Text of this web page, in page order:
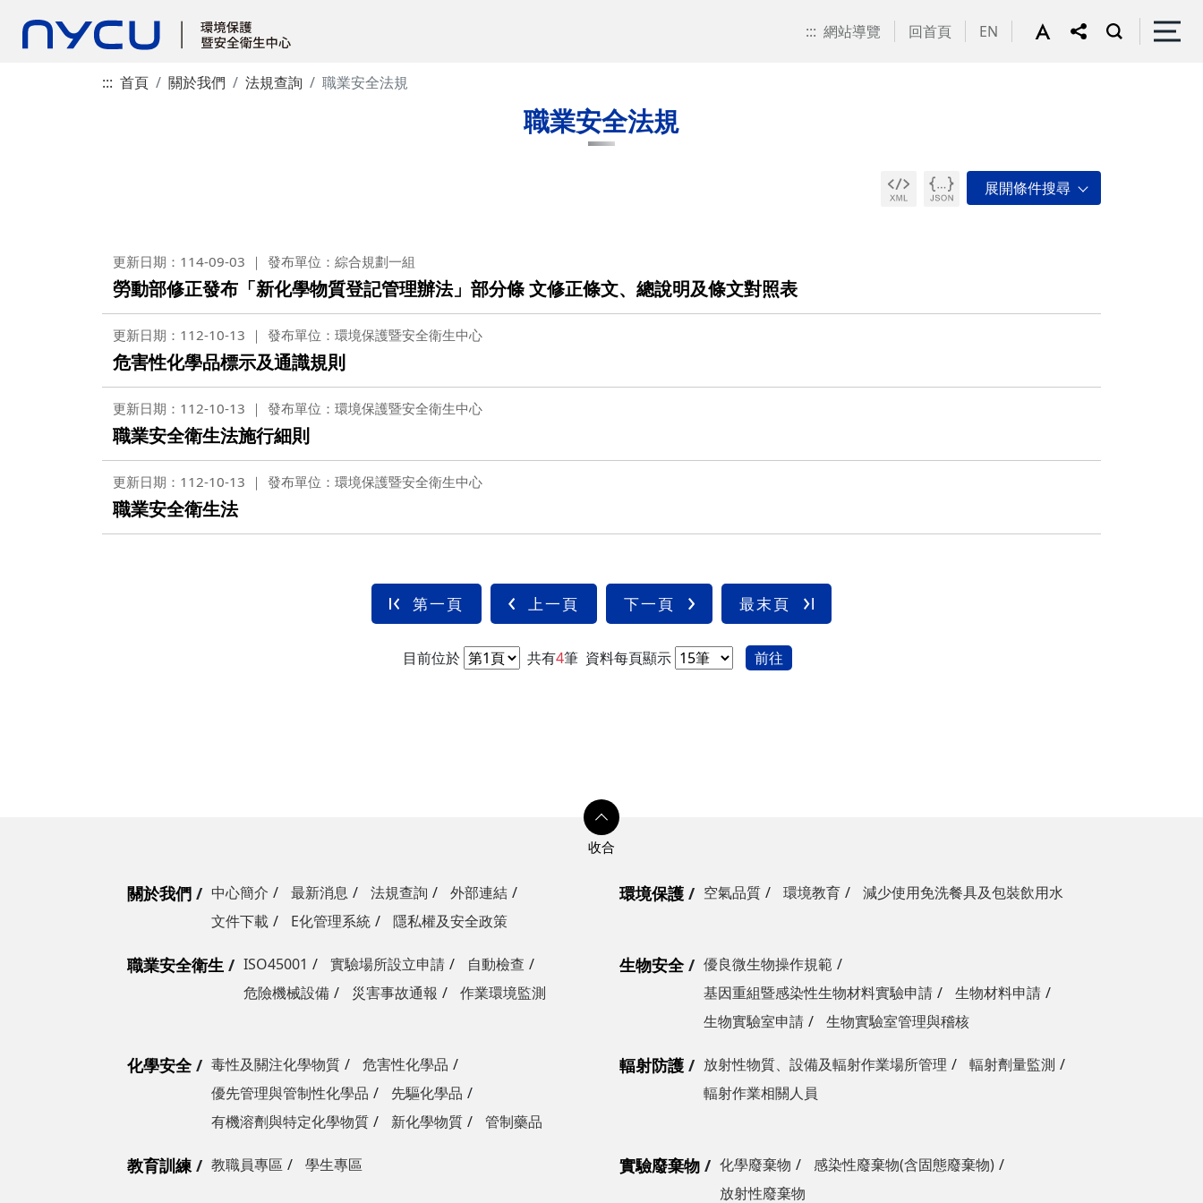
::: 網站導覽 回首頁 EN
::: 首頁 關於我們 法規查詢 職業安全法規
職業安全法規
更新日期：114-09-03 發布單位：綜合規劃一組
勞動部修正發布「新化學物質登記管理辦法」部分條 文修正條文、總說明及條文對照表
更新日期：112-10-13 發布單位：環境保護暨安全衛生中心
危害性化學品標示及通識規則
更新日期：112-10-13 發布單位：環境保護暨安全衛生中心
職業安全衛生法施行細則
更新日期：112-10-13 發布單位：環境保護暨安全衛生中心
職業安全衛生法
第一頁 上一頁 下一頁 最末頁
目前位於 共有4筆 資料每頁顯示 前往
關於我們 中心簡介 最新消息 法規查詢
外部連結
文件下載
E化管理系統 隱私權及安全政策
環境保護 空氣品質 環境教育 減少使用免洗餐具及包裝飲用水
職業安全衛生 ISO45001 實驗場所設立申請
自動檢查
危險機械設備
災害事故通報 作業環境監測
生物安全
優良微生物操作規範
基因重組暨感染性生物材料實驗申請
生物材料申請
生物實驗室申請
生物實驗室管理與稽核
化學安全 毒性及關注化學物質
危害性化學品
優先管理與管制性化學品
先驅化學品
有機溶劑與特定化學物質
新化學物質 管制藥品
輻射防護 放射性物質、設備及輻射作業場所管理
輻射劑量監測
輻射作業相關人員
教育訓練 教職員專區 學生專區 實驗廢棄物 化學廢棄物
感染性廢棄物(含固態廢棄物)
放射性廢棄物